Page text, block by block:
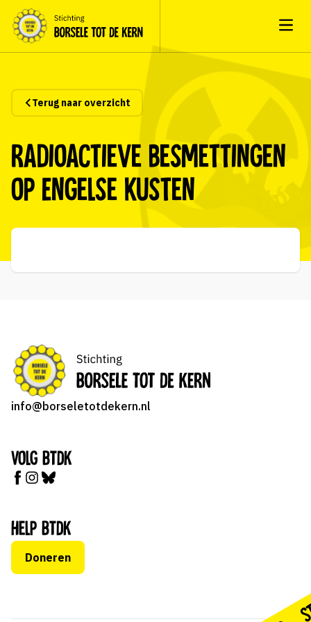
Terug naar overzicht
Radioactieve besmettingen
op Engelse kusten
info@borseletotdekern.nl
Volg BTDK
Help BTDK
Doneren